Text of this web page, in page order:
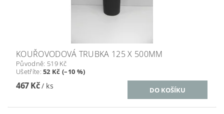
KOUŘOVODOVÁ TRUBKA 125 X 500MM
Původně: 519 Kč
Ušetříte:52 Kč (–10 %)
467 Kč/ ks